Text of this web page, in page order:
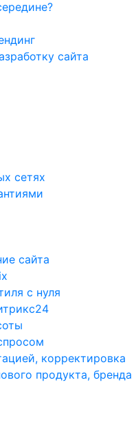
сайта
сетях
сайта
с нуля
корректировка
продукта, бренда